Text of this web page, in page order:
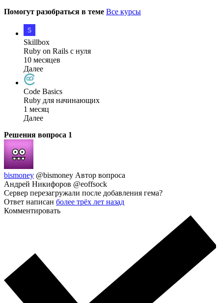
Помогут разобраться в теме Все курсы
Skillbox
Ruby on Rails с нуля
10 месяцев
Далее
Code Basics
Ruby для начинающих
1 месяц
Далее
Решения вопроса 1
bismoney @bismoney Автор вопроса
Андрей Никифоров @eoffsock
Сервер перезагружали после добавления гема?
Ответ написан более трёх лет назад
Комментировать